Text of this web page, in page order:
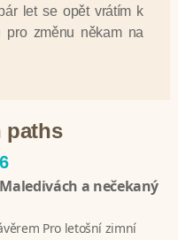
let se opět vrátím k
pro změnu někam na
paths
a nečekaný
Pro letošní zimní